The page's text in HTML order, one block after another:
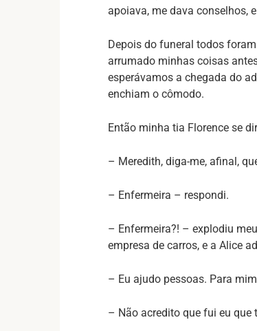
apoiava, me dava conselhos,
Depois do funeral todos
arrumado minhas coisas
esperávamos a chegada do
enchiam o cômodo.
Então minha tia Florence se
– Meredith, diga-me, afinal,
– Enfermeira – respondi.
– Enfermeira?! – explodiu
empresa de carros, e a Alice
– Eu ajudo pessoas. Para
– Não acredito que fui eu